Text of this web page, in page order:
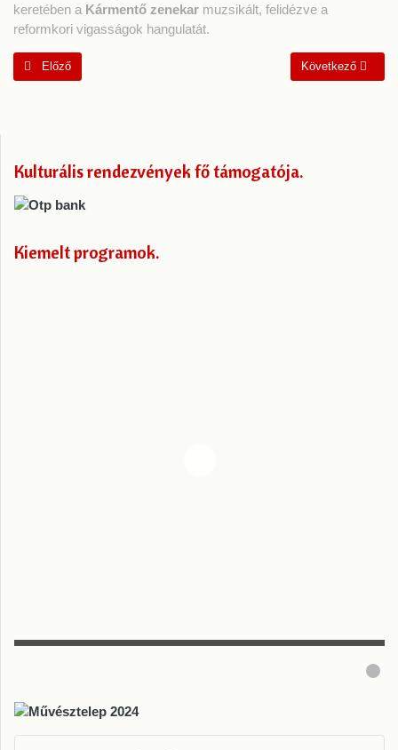
keretében a Kármentő zenekar muzsikált, felidézve a
reformkori vigasságok hangulatát.
Előző cikk: Arany János Toldija a szentgotthárdi színpadon
Előző Következő cikk:
Következő
Kulturális rendezvények fő támogatója
Kiemelt programok